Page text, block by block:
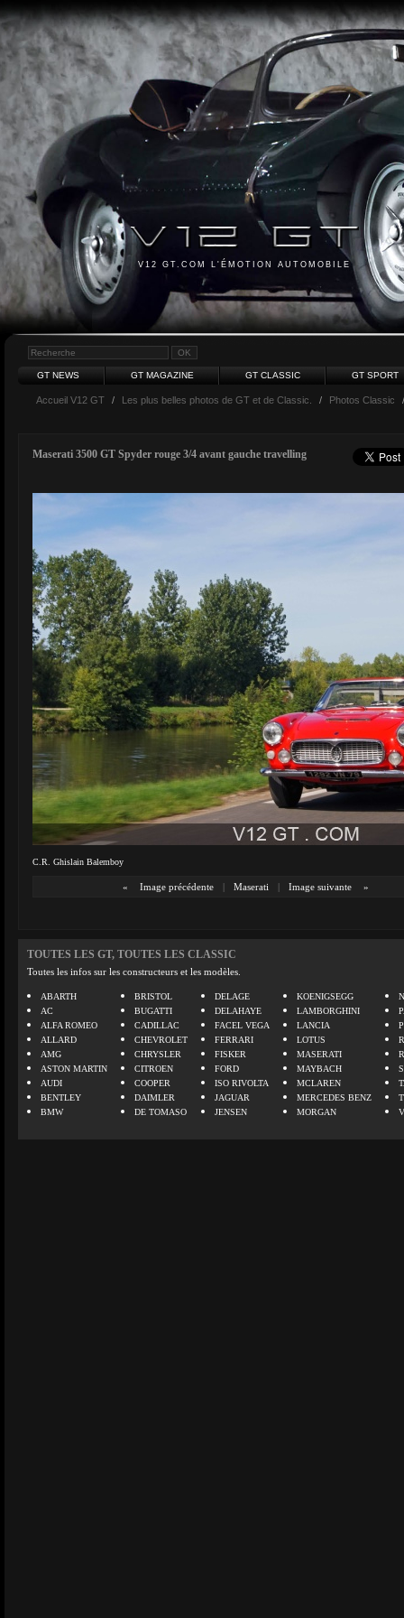
V12 GT.COM L'ÉMOTION AUTOMOBILE
GT NEWS GT MAGAZINE GT CLASSIC GT SPORT
Accueil V12 GT / Les plus belles photos de GT et de Classic. / Photos Classic
Maserati 3500 GT Spyder rouge 3/4 avant gauche travelling
C.R. Ghislain Balemboy
« Image précédente | Maserati | Image suivante »
TOUTES LES GT, TOUTES LES CLASSIC
Toutes les infos sur les constructeurs et les modèles.
ABARTH
AC
ALFA ROMEO
ALLARD
AMG
ASTON MARTIN
AUDI
BENTLEY
BMW
BRISTOL
BUGATTI
CADILLAC
CHEVROLET
CHRYSLER
CITROEN
COOPER
DAIMLER
DE TOMASO
DELAGE
DELAHAYE
FACEL VEGA
FERRARI
FISKER
FORD
ISO RIVOLTA
JAGUAR
JENSEN
KOENIGSEGG
LAMBORGHINI
LANCIA
LOTUS
MASERATI
MAYBACH
MCLAREN
MERCEDES BENZ
MORGAN